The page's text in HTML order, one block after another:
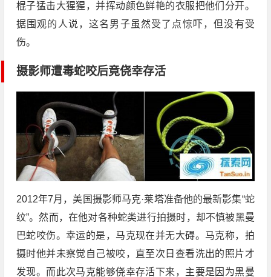
棍子猛击大猩猩，并挥动颜色鲜艳的衣服把他们分开。
据围观的人说，这名男子虽然受了点惊吓，但没有受
伤。
摄影师遭毒蛇咬后竟侥幸存活
2012年7月，美国摄影师马克·莱塔准备他的最新影集“蛇
纹”。然而，在他对各种蛇类进行拍摄时，却不慎被黑曼
巴蛇咬伤。幸运的是，马克现在并无大碍。马克称，拍
摄时他并未察觉自己被咬，直至次日查看洗出的照片才
发现。而此次马克能够侥幸存活下来，主要是因为黑曼